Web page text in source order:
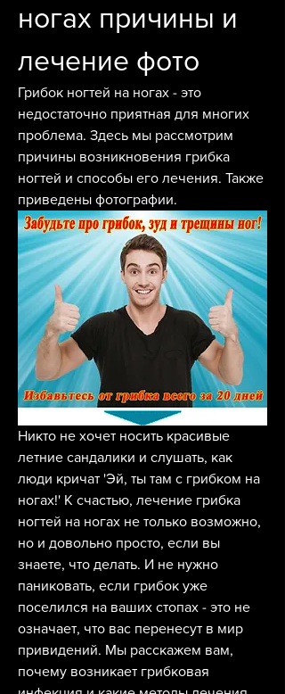
ногах причины и
лечение фото
Грибок ногтей на ногах - это
недостаточно приятная для многих
проблема. Здесь мы рассмотрим
причины возникновения грибка
ногтей и способы его лечения. Также
приведены фотографии.
Никто не хочет носить красивые
летние сандалики и слушать, как
люди кричат 'Эй, ты там с грибком на
ногах!' К счастью, лечение грибка
ногтей на ногах не только возможно,
но и довольно просто, если вы
знаете, что делать. И не нужно
паниковать, если грибок уже
поселился на ваших стопах - это не
означает, что вас перенесут в мир
привидений. Мы расскажем вам,
почему возникает грибковая